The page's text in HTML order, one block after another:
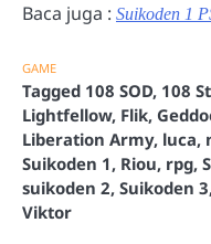
Baca juga : Suikoden 1
GAME
Tagged 108 SOD, 108
Lightfellow, Flik,
Liberation Army, luca,
Suikoden 1, Riou, rpg,
suikoden 2, Suikoden 3
Viktor